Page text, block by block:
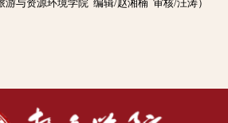
游与资源环境学院 编辑/赵湘楠 审核/汪涛）